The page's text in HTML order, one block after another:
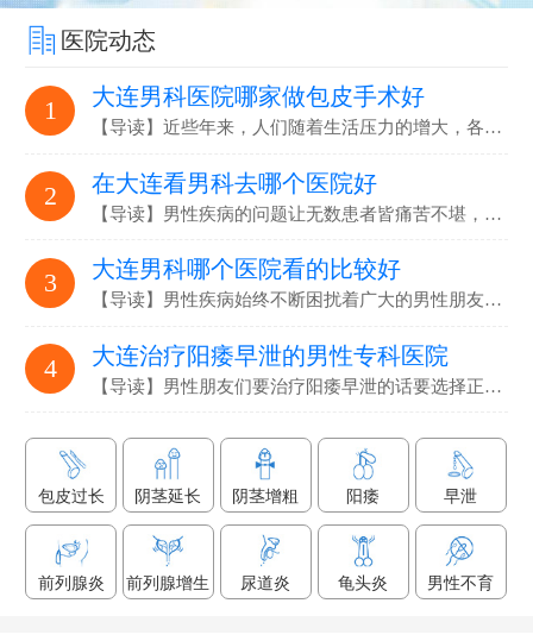
医院动态
1 大连男科医院哪家做包皮手术好
【导读】近些年来，人们随着生活压力的增大，各…
2 在大连看男科去哪个医院好
【导读】男性疾病的问题让无数患者皆痛苦不堪，要选…
3 大连男科哪个医院看的比较好
【导读】男性疾病始终不断困扰着广大的男性朋友们，解决男性疾病…
4 大连治疗阳痿早泄的男性专科医院
【导读】男性朋友们要治疗阳痿早泄的话要选择正规专业的男科医院…
包皮过长 阴茎延长 阴茎增粗 阳痿 早泄
前列腺炎 前列腺增生 尿道炎 龟头炎 男性不育